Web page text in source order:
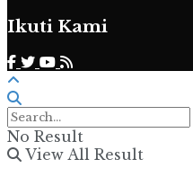
Ikuti Kami
No Result
View All Result